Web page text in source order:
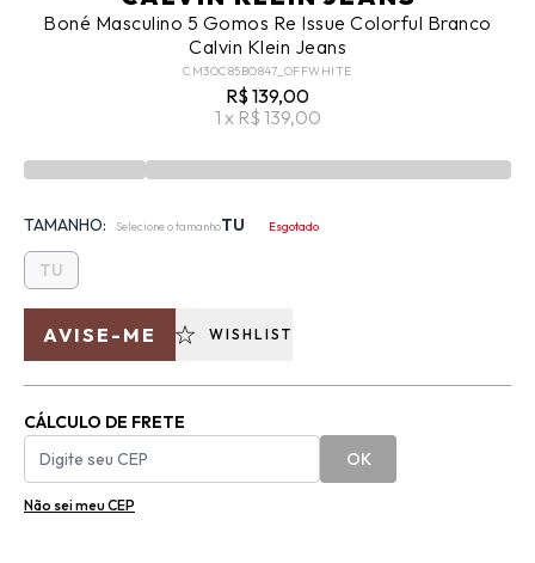
Boné Masculino 5 Gomos Re Issue Colorful Branco
Calvin Klein Jeans
CM3OC85BO847_OFFWHITE
R$ 139,00
1 x R$ 139,00
TAMANHO: Selecione o tamanhoTU Esgotado
TU
AVISE-ME WISHLIST
CÁLCULO DE FRETE
OK
Não sei meu CEP